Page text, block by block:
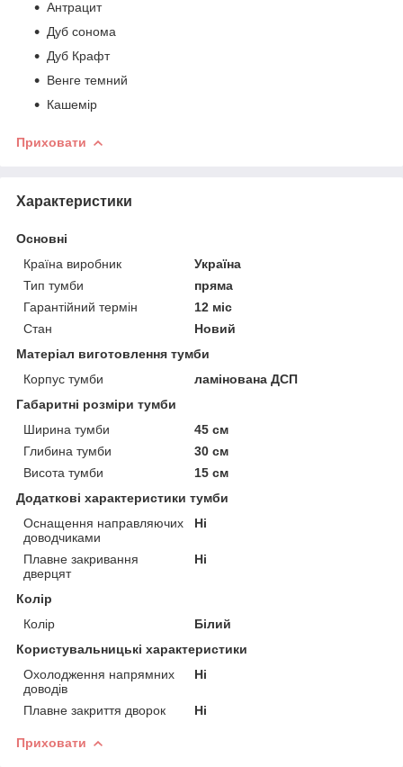
Антрацит
Дуб сонома
Дуб Крафт
Венге темний
Кашемір
Приховати
Характеристики
Основні
Країна виробник
Україна
Тип тумби
пряма
Гарантійний термін
12 міс
Стан
Новий
Матеріал виготовлення тумби
Корпус тумби
ламінована ДСП
Габаритні розміри тумби
Ширина тумби
45 см
Глибина тумби
30 см
Висота тумби
15 см
Додаткові характеристики тумби
Оснащення направляючих
доводчиками
Ні
Плавне закривання
дверцят
Ні
Колір
Колір
Білий
Користувальницькі характеристики
Охолодження напрямних
доводів
Ні
Плавне закриття дворок Ні
Приховати